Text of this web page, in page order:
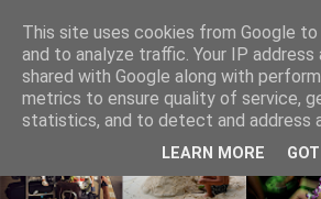
This site uses cookies from Google
and to analyze traffic. Your IP address
shared with Google along with
metrics to ensure quality of service,
statistics, and to detect and address
LEARN MORE